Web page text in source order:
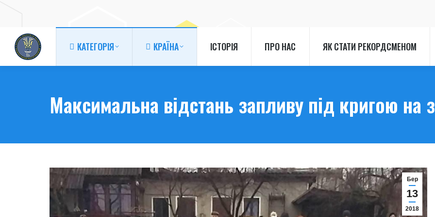
КАТЕГОРІЯ КРАЇНА ІСТОРІЯ ПРО НАС ЯК СТАТИ РЕКОРДСМЕНОМ
Максимальна відстань запливу під кригою на
Бер
13
2018